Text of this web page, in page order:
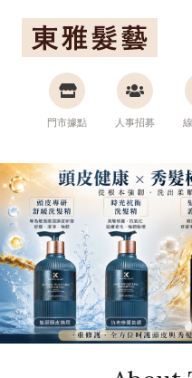
門市據點 人事招募